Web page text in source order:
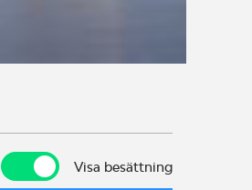
Visa besättningVisa besättning